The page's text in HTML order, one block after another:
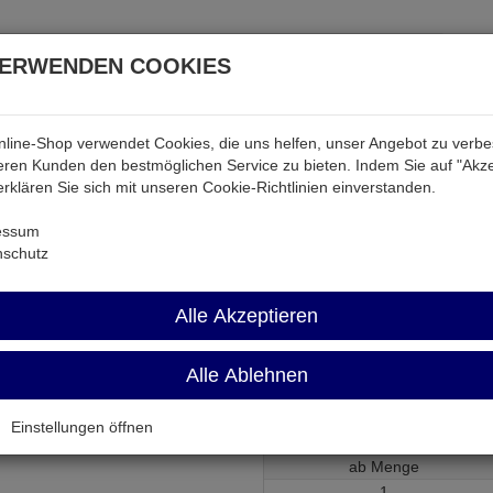
& Akkus Audio & Video Strom Tab &
MC1458P
LM1458N =
fach 1,0MHz 0,8V/µS DIP8
ab Menge
COOKIES
Shop verwendet Cookies, die uns helfen, unser Angebot zu
Kunden den bestmöglichen Service zu bieten. Indem Sie auf
Sie sich mit unseren Cookie-Richtlinien einverstanden.
Alle Akzeptieren
Alle Ablehnen
Einstellungen öffnen